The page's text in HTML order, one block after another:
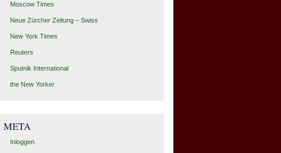
Moscow Times
Neue Zürcher Zeitung – Swiss
New York Times
Reuters
Sputnik International
the New Yorker
META
Inloggen